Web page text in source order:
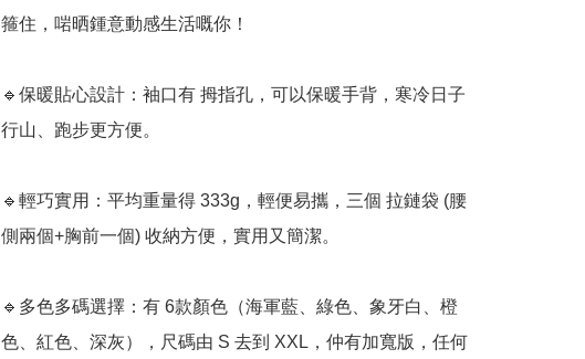
箍住，啱晒鍾意動感生活嘅你！
🔹保暖貼心設計：袖口有 拇指孔，可以保暖手背，寒冷日子
行山、跑步更方便。
🔹輕巧實用：平均重量得 333g，輕便易攜，三個 拉鏈袋 (腰
側兩個+胸前一個) 收納方便，實用又簡潔。
🔹多色多碼選擇：有 6款顏色（海軍藍、綠色、象牙白、橙
色、紅色、深灰），尺碼由 S 去到 XXL，仲有加寬版，任何